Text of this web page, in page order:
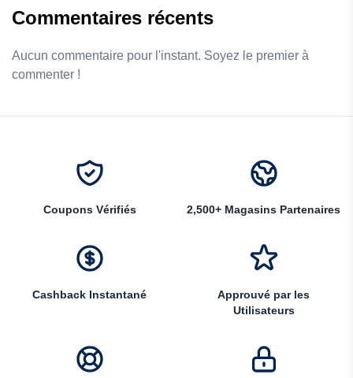
Commentaires récents
Aucun commentaire pour l'instant. Soyez le premier à
commenter !
Coupons Vérifiés 2,500+ Magasins Partenaires
Cashback Instantané
Approuvé par les
Utilisateurs